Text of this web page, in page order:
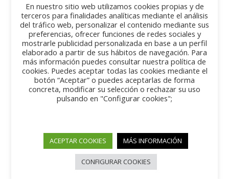
En nuestro sitio web utilizamos cookies propias y de
terceros para finalidades analíticas mediante el análisis
del tráfico web, personalizar el contenido mediante sus
preferencias, ofrecer funciones de redes sociales y
mostrarle publicidad personalizada en base a un perfil
elaborado a partir de sus hábitos de navegación. Para
más información puedes consultar nuestra política de
cookies. Puedes aceptar todas las cookies mediante el
botón “Aceptar” o puedes aceptarlas de forma
concreta, modificar su selección o rechazar su uso
pulsando en "Configurar cookies";
ACEPTAR COOKIES MÁS INFORMACIÓN
CONFIGURAR COOKIES